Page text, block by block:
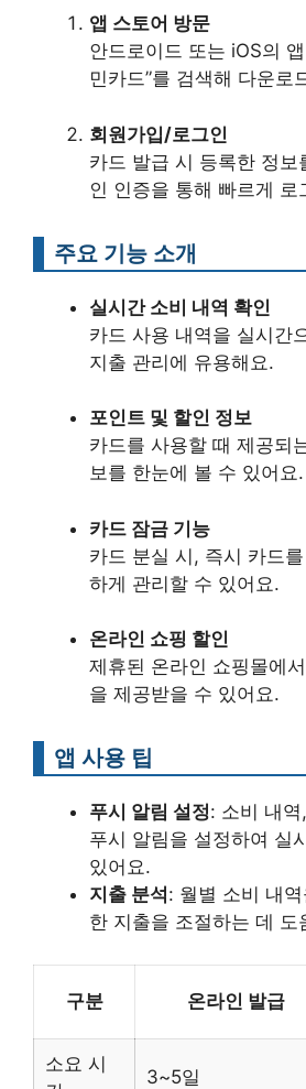
앱 스토어 방문
안드로이드 또는 iOS의
민카드”를 검색해 다운로
회원가입/로그인
카드 발급 시 등록한 정보
인 인증을 통해 빠르게 로
주요 기능 소개
실시간 소비 내역 확인
카드 사용 내역을 실시간
지출 관리에 유용해요.
포인트 및 할인 정보
카드를 사용할 때 제공되
보를 한눈에 볼 수 있어요.
카드 잠금 기능
카드 분실 시, 즉시 카드
하게 관리할 수 있어요.
온라인 쇼핑 할인
제휴된 온라인 쇼핑몰에
을 제공받을 수 있어요.
앱 사용 팁
푸시 알림 설정: 소비 내
푸시 알림을 설정하여 실
있어요.
지출 분석 : 월별 소비 내
한 지출을 조절하는 데 도
구분 온라인 발급
소요 시
3~5일